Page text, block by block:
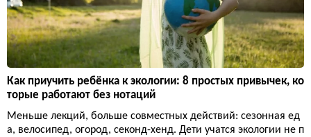
Как приучить ребёнка к экологии: 8 простых привычек, ко
торые работают без нотаций
Меньше лекций, больше совместных действий: сезонная ед
а, велосипед, огород, секонд-хенд. Дети учатся экологии не п